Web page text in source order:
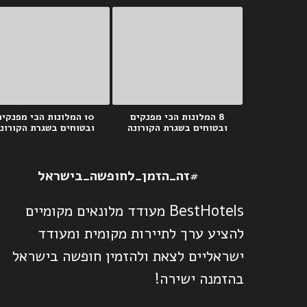
8 המלונות הכי מפנקים
ובטוחים בשגרת הקורונה
10 המלונות הכי
ובטוחים בשגרת
#זה_הזמן_לחופשה_בישראל
BestHotels מעודד מלונאים מקומיים
להציע ערך לתיירות מקומית ומעודד
ישראליים לצאת ולהזמין חופשה בישראל
בהזמנה ישירה!